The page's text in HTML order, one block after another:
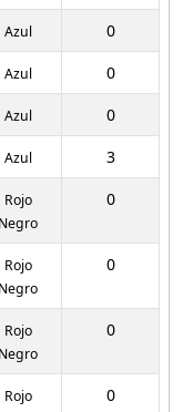
Azul
0
Azul
0
Azul
0
Azul
3
Rojo
Negro
0
Rojo
Negro
0
Rojo
Negro
0
Rojo
0